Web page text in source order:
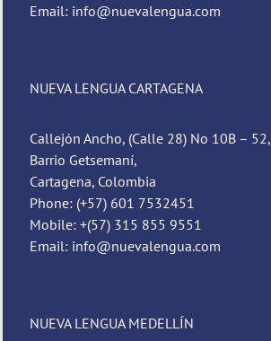
Email: info@nuevalengua.com
NUEVA LENGUA CARTAGENA
Callejón Ancho, (Calle 28) No 10B – 52,
Barrio Getsemaní,
Cartagena, Colombia
Phone: (+57) 601 7532451
Mobile: +(57) 315 855 9551
Email: info@nuevalengua.com
NUEVA LENGUA MEDELLÍN